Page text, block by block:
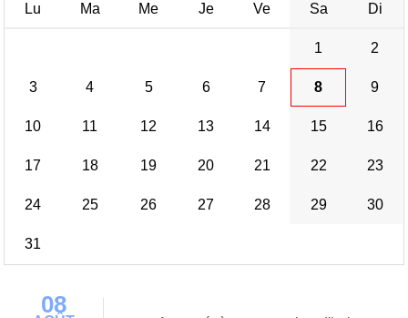
Lu Ma Me Je Ve Sa Di
1 2
3 4 5 6 7 8 9
10 11 12 13 14 15 16
17 18 19 20 21 22 23
24 25 26 27 28 29 30
31
08